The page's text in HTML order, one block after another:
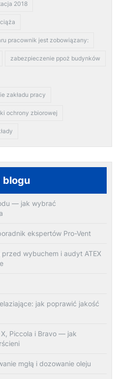
2018
pracownik jest zobowiązany:
zabezpieczenie ppoż budynków
zakładu pracy
ochrony zbiorowej
blogu
— jak wybrać
ekspertów Pro-Vent
wybuchem i audyt ATEX
jak poprawić jakość
Piccola i Bravo — jak
mgłą i dozowanie oleju